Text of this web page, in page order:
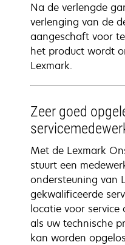
Na de verlengde
verlenging van de
aangeschaft voor
het product wordt
Lexmark.
Zeer goed
Met de Lexmark
stuurt een
ondersteuning van
gekwalificeerde
locatie voor
als uw technische
kan worden